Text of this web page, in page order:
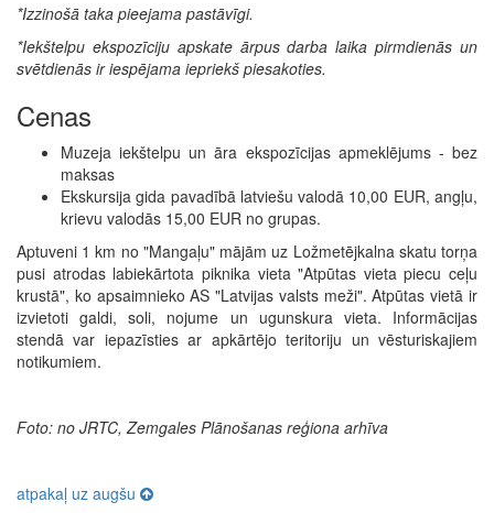
*Izzinošā taka pieejama pastāvīgi.
*Iekštelpu ekspozīciju apskate ārpus darba laika pirmdienās un
svētdienās ir iespējama iepriekš piesakoties.
Cenas
Muzeja iekštelpu un āra ekspozīcijas apmeklējums - bez
maksas
Ekskursija gida pavadībā latviešu valodā 10,00 EUR, angļu,
krievu valodās 15,00 EUR no grupas.
Aptuveni 1 km no "Mangaļu" mājām uz Ložmetējkalna skatu torņa
pusi atrodas labiekārtota piknika vieta "Atpūtas vieta piecu ceļu
krustā", ko apsaimnieko AS "Latvijas valsts meži". Atpūtas vietā ir
izvietoti galdi, soli, nojume un ugunskura vieta. Informācijas
stendā var iepazīsties ar apkārtējo teritoriju un vēsturiskajiem
notikumiem.
Foto: no JRTC, Zemgales Plānošanas reģiona arhīva
atpakaļ uz augšu